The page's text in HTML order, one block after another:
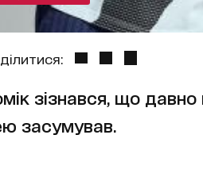
зізнався, що
засумував.